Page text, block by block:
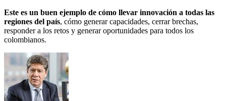
Este es un buen ejemplo de cómo llevar innovación a todas las
regiones del país, cómo generar capacidades, cerrar brechas,
responder a los retos y generar oportunidades para todos los
colombianos.